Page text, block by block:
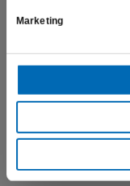
MarketingScopri di più
Descrizione